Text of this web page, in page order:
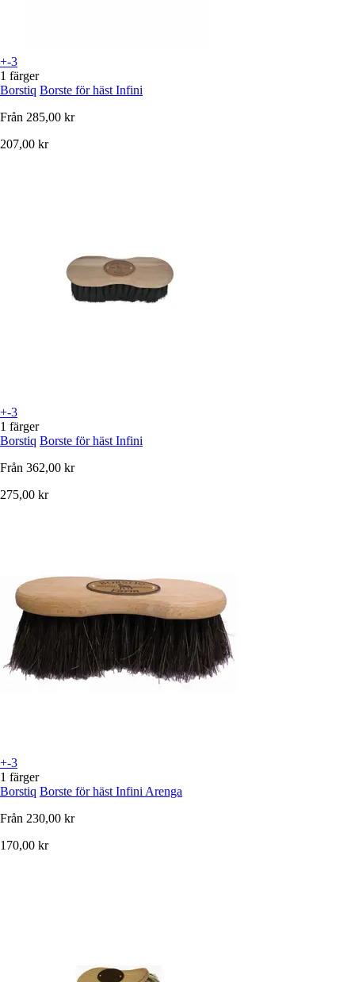
+-3
1 färger
Borstiq Borste för häst Infini
Från 285,00 kr
207,00 kr
+-3
1 färger
Borstiq Borste för häst Infini
Från 362,00 kr
275,00 kr
+-3
1 färger
Borstiq Borste för häst Infini Arenga
Från 230,00 kr
170,00 kr